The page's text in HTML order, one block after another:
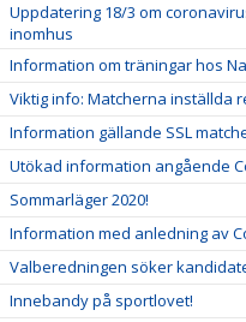
Uppdatering 18/3 om
inomhus
Information om träningar hos
Viktig info: Matcherna inställda
Information gällande SSL
Utökad information angående
Sommarläger 2020!
Information med anledning av
Valberedningen söker
Innebandy på sportlovet!